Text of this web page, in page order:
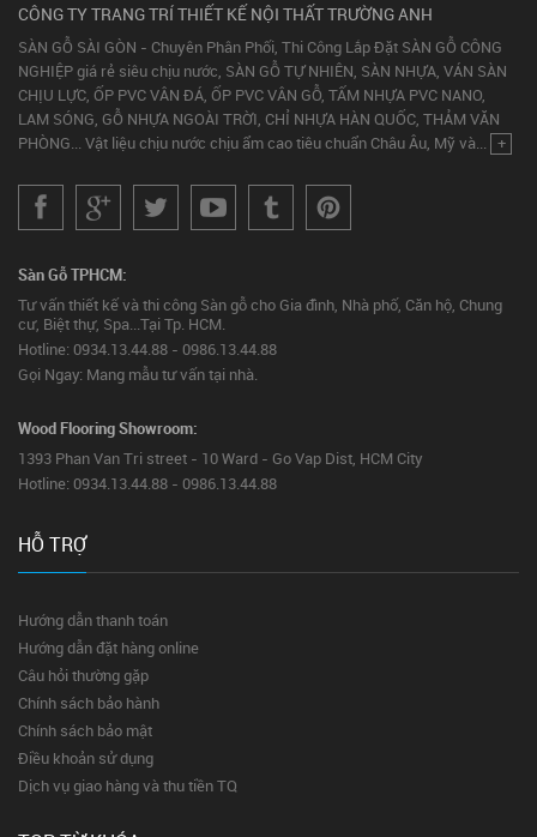
CÔNG TY TRANG TRÍ THIẾT KẾ NỘI THẤT TRƯỜNG ANH
SÀN GỖ SÀI GÒN - Chuyên Phân Phối, Thi Công Lắp Đặt SÀN GỖ CÔNG
NGHIỆP giá rẻ siêu chịu nước, SÀN GỖ TỰ NHIÊN, SÀN NHỰA, VÁN SÀN
CHỊU LỰC, ỐP PVC VÂN ĐÁ, ỐP PVC VÂN GỖ, TẤM NHỰA PVC NANO,
LAM SÓNG, GỖ NHỰA NGOÀI TRỜI, CHỈ NHỰA HÀN QUỐC, THẢM VĂN
PHÒNG... Vật liệu chịu nước chịu ẩm cao tiêu chuẩn Châu Âu, Mỹ và... +
Sàn Gỗ TPHCM:
Tư vấn thiết kế và thi công Sàn gỗ cho Gia đình, Nhà phố, Căn hộ, Chung
cư, Biệt thự, Spa...Tại Tp. HCM.
Hotline: 0934.13.44.88 - 0986.13.44.88
Gọi Ngay: Mang mẫu tư vấn tại nhà.
Wood Flooring Showroom:
1393 Phan Van Tri street - 10 Ward - Go Vap Dist, HCM City
Hotline: 0934.13.44.88 - 0986.13.44.88
HỖ TRỢ
Hướng dẫn thanh toán
Hướng dẫn đặt hàng online
Câu hỏi thường gặp
Chính sách bảo hành
Chính sách bảo mật
Điều khoản sử dụng
Dịch vụ giao hàng và thu tiền TQ